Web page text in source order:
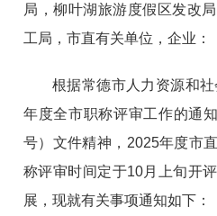
局，柳叶湖旅游度假区发改
工局，市直有关单位，企业：
根据常德市人力资源和
年度全市职称评审工作的通
号）文件精神，2025年度市
称评审时间定于10月上旬开
展，现就有关事项通知如下：